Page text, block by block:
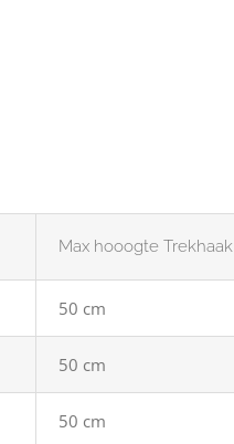
Max hooogte Trekhaak
50 cm
50 cm
50 cm